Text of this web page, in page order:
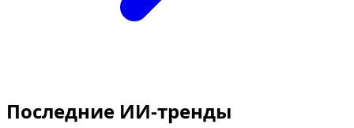
Последние ИИ-тренды